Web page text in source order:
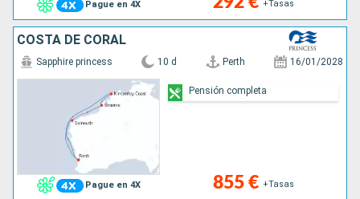
Pague en 4X +Tasas
COSTA DE CORAL
Pague en 4X
Sapphire princess 10 d Perth 16/01/2028
855 € +Tasas
Pensión completa